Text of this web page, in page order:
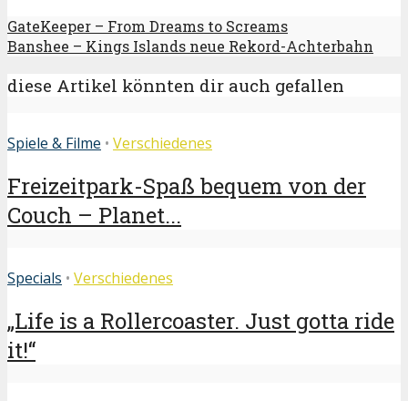
GateKeeper – From Dreams to Screams
Banshee – Kings Islands neue Rekord-Achterbahn
diese Artikel könnten dir auch gefallen
Spiele & Filme • Verschiedenes
Freizeitpark-Spaß bequem von der
Couch – Planet...
Specials • Verschiedenes
„Life is a Rollercoaster. Just gotta ride
it!“